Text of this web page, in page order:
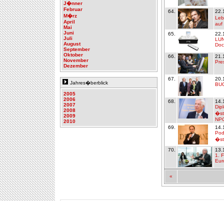
J�nner
Februar
M�rz
April
Mai
Juni
Juli
August
September
Oktober
November
Dezember
Jahres�berblick
2005
2006
2007
2008
2009
2010
64.
auf
65.
66.
67.
68.
69.
70.
1.
«